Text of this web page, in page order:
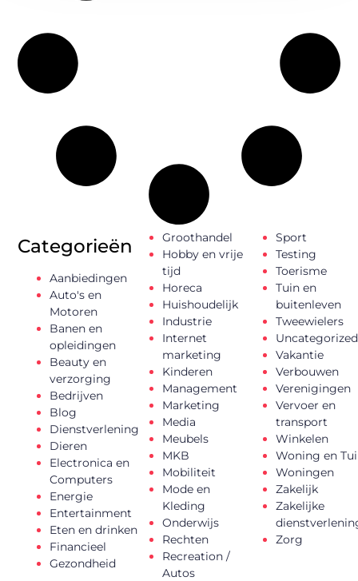
Categorieën
Aanbiedingen
Auto's en
Motoren
Banen en
opleidingen
Beauty en
verzorging
Bedrijven
Blog
Dienstverlening
Dieren
Electronica en
Computers
Energie
Entertainment
Eten en drinken
Financieel
Gezondheid
Groothandel
Hobby en vrije
tijd
Horeca
Huishoudelijk
Industrie
Internet
marketing
Kinderen
Management
Marketing
Media
Meubels
MKB
Mobiliteit
Mode en
Kleding
Onderwijs
Rechten
Recreation /
Autos
Sport
Testing
Toerisme
Tuin en
buitenleven
Tweewielers
Uncategorized
Vakantie
Verbouwen
Verenigingen
Vervoer en
transport
Winkelen
Woning en
Woningen
Zakelijk
Zakelijke
Zorg